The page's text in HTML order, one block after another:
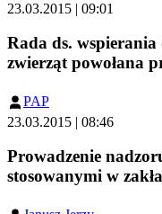
23.03.2015 | 09:01
Rada ds. wspierania
zwierząt powołana
PAP
23.03.2015 | 08:46
Prowadzenie
stosowanymi w